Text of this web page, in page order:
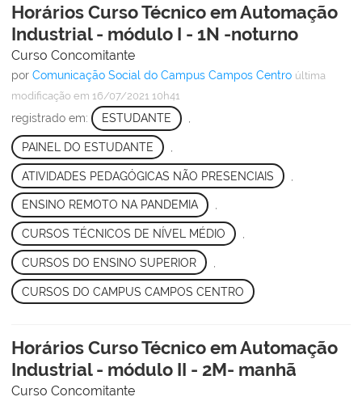
Horários Curso Técnico em Automação
Industrial - módulo I - 1N -noturno
Curso Concomitante
por Comunicação Social do Campus Campos Centro última
modificação em 16/07/2021 10h41
registrado em: ESTUDANTE
PAINEL DO ESTUDANTE
ATIVIDADES PEDAGÓGICAS NÃO PRESENCIAIS
ENSINO REMOTO NA PANDEMIA ,
CURSOS TÉCNICOS DE NÍVEL MÉDIO
CURSOS DO ENSINO SUPERIOR
CURSOS DO CAMPUS CAMPOS CENTRO
Horários Curso Técnico em Automação
Industrial - módulo II - 2M- manhã
Curso Concomitante